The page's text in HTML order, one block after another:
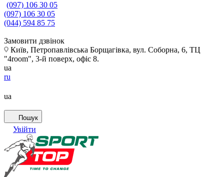
(097) 106 30 05
(097) 106 30 05
(044) 594 85 75
Замовити дзвінок
Київ, Петропавлівська Борщагівка, вул. Соборна, 6, ТЦ
"4room", 3-й поверх, офіс 8.
ua
ru
ua
Пошук
Увійти